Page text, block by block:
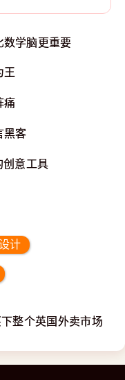
数学脑更重要
王
痛
黑客
创意工具
计
整个英国外卖市场